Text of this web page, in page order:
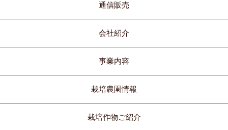
通信販売
会社紹介
事業内容
栽培農園情報
栽培作物ご紹介